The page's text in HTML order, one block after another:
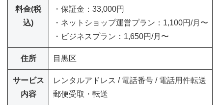
料金(税
込)
・保証金：33,000円
・ネットショップ運営プラン：1,100円/月〜
・ビジネスプラン：1,650円/月〜
住所 目黒区
サービス
内容
レンタルアドレス / 電話番号 / 電話用件転送
郵便受取・転送